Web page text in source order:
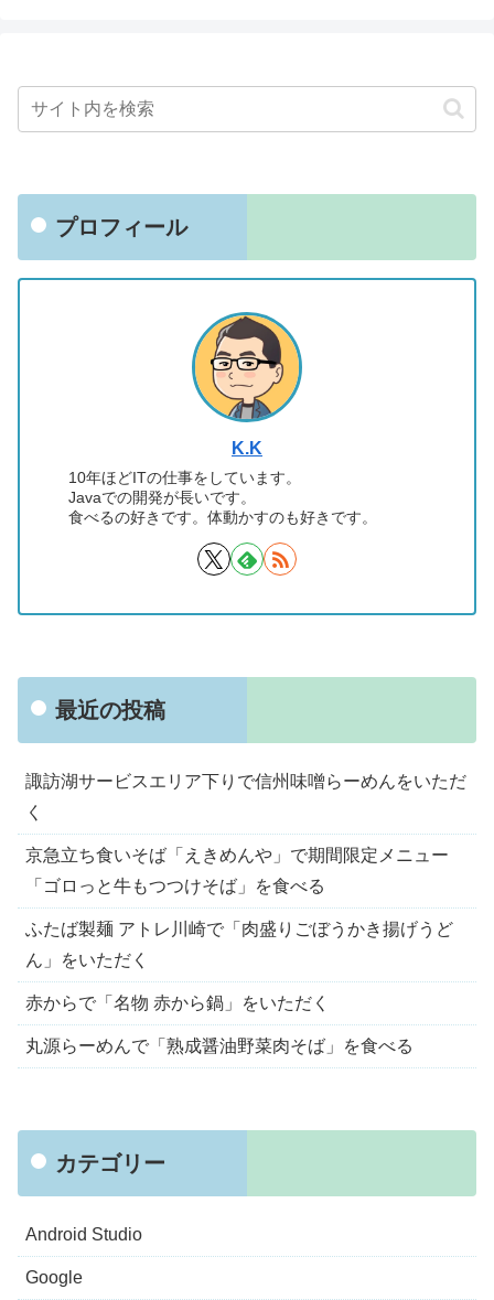
プロフィール
K.K
10年ほどITの仕事をしています。
Javaでの開発が長いです。
食べるの好きです。体動かすのも好きです。
最近の投稿
諏訪湖サービスエリア下りで信州味噌らーめんをいただ
く
京急立ち食いそば「えきめんや」で期間限定メニュー
「ゴロっと牛もつつけそば」を食べる
ふたば製麺 アトレ川崎で「肉盛りごぼうかき揚げうど
ん」をいただく
赤からで「名物 赤から鍋」をいただく
丸源らーめんで「熟成醤油野菜肉そば」を食べる
カテゴリー
Android Studio
Google